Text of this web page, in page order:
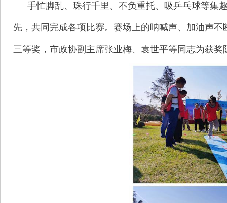
手忙脚乱、珠行千里、不负重托、吸乒乓球等集
先，共同完成各项比赛。赛场上的呐喊声、加油声
三等奖，市政协副主席张业梅、袁世平等同志为获奖